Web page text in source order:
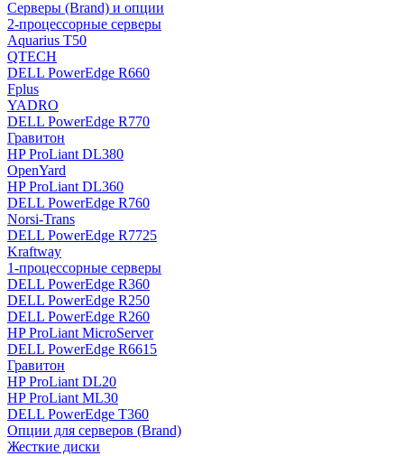
Серверы (Brand) и опции
2-процессорные серверы
Aquarius T50
QTECH
DELL PowerEdge R660
Fplus
YADRO
DELL PowerEdge R770
Гравитон
HP ProLiant DL380
OpenYard
HP ProLiant DL360
DELL PowerEdge R760
Norsi-Trans
DELL PowerEdge R7725
Kraftway
1-процессорные серверы
DELL PowerEdge R360
DELL PowerEdge R250
DELL PowerEdge R260
HP ProLiant MicroServer
DELL PowerEdge R6615
Гравитон
HP ProLiant DL20
HP ProLiant ML30
DELL PowerEdge T360
Опции для серверов (Brand)
Жесткие диски